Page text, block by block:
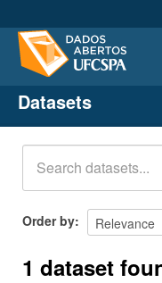
Datasets
Organizations
Groups
About
Datasets
Order by
1 dataset